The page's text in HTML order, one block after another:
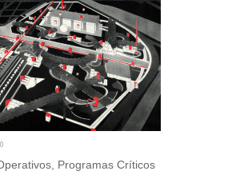
Programas Críticos